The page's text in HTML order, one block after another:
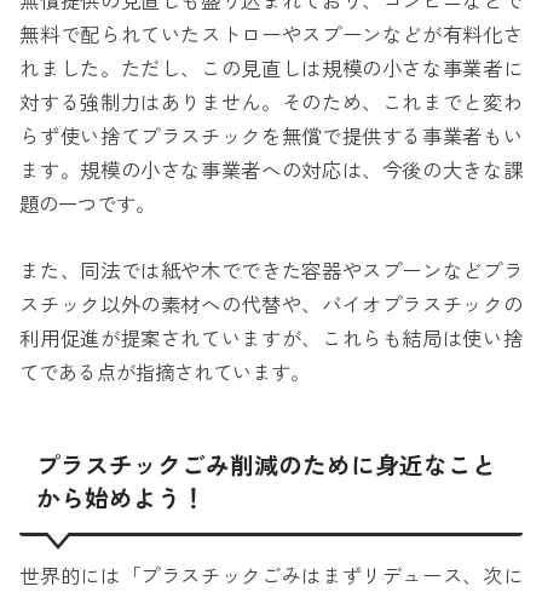
無料で配られていたストローやスプーンなどが有料化さ
れました。ただし、この見直しは規模の小さな事業者に
対する強制力はありません。そのため、これまでと変わ
らず使い捨てプラスチックを無償で提供する事業者もい
ます。規模の小さな事業者への対応は、今後の大きな課
題の一つです。
また、同法では紙や木でできた容器やスプーンなどプラ
スチック以外の素材への代替や、バイオプラスチックの
利用促進が提案されていますが、これらも結局は使い捨
てである点が指摘されています。
プラスチックごみ削減のために身近なこと
から始めよう！
世界的には「プラスチックごみはまずリデュース、次に